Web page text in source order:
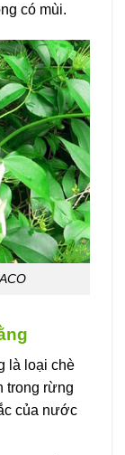
có mùi.
là loại chè
trong rừng
của nước